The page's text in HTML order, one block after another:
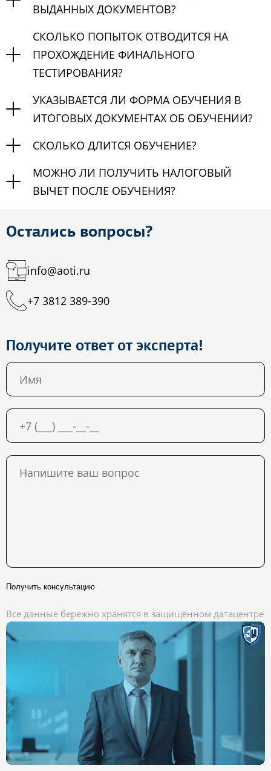
ВЫДАННЫХ ДОКУМЕНТОВ?
СКОЛЬКО ПОПЫТОК ОТВОДИТСЯ НА
ПРОХОЖДЕНИЕ ФИНАЛЬНОГО
ТЕСТИРОВАНИЯ?
УКАЗЫВАЕТСЯ ЛИ ФОРМА ОБУЧЕНИЯ В
ИТОГОВЫХ ДОКУМЕНТАХ ОБ ОБУЧЕНИИ?
СКОЛЬКО ДЛИТСЯ ОБУЧЕНИЕ?
МОЖНО ЛИ ПОЛУЧИТЬ НАЛОГОВЫЙ
ВЫЧЕТ ПОСЛЕ ОБУЧЕНИЯ?
Остались вопросы?
info@aoti.ru
+7 3812 389-390
Получите ответ от эксперта!
Получить консультацию
Все данные бережно хранятся в защищённом датацентре